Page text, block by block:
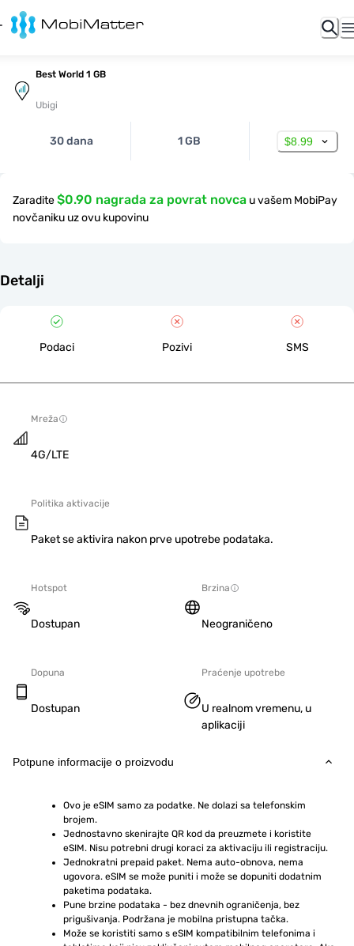
Best World 1 GB
Ubigi
30 dana 1 GB $8.99
Zaradite$0.90 nagrada za povrat novca u vašem MobiPay
novčaniku uz ovu kupovinu
Detalji
Podaci Pozivi SMS
Mreža
4G/LTE
Politika aktivacije
Paket se aktivira nakon prve upotrebe podataka.
Hotspot
Dostupan
Brzina
Neograničeno
Dopuna
Dostupan
Praćenje upotrebe
U realnom vremenu, u
aplikaciji
Potpune informacije o proizvodu
Ovo je eSIM samo za podatke. Ne dolazi sa telefonskim
brojem.
Jednostavno skenirajte QR kod da preuzmete i koristite
eSIM. Nisu potrebni drugi koraci za aktivaciju ili registraciju.
Jednokratni prepaid paket. Nema auto-obnova, nema
ugovora. eSIM se može puniti i može se dopuniti dodatnim
paketima podataka.
Pune brzine podataka - bez dnevnih ograničenja, bez
prigušivanja. Podržana je mobilna pristupna tačka.
Može se koristiti samo s eSIM kompatibilnim telefonima i